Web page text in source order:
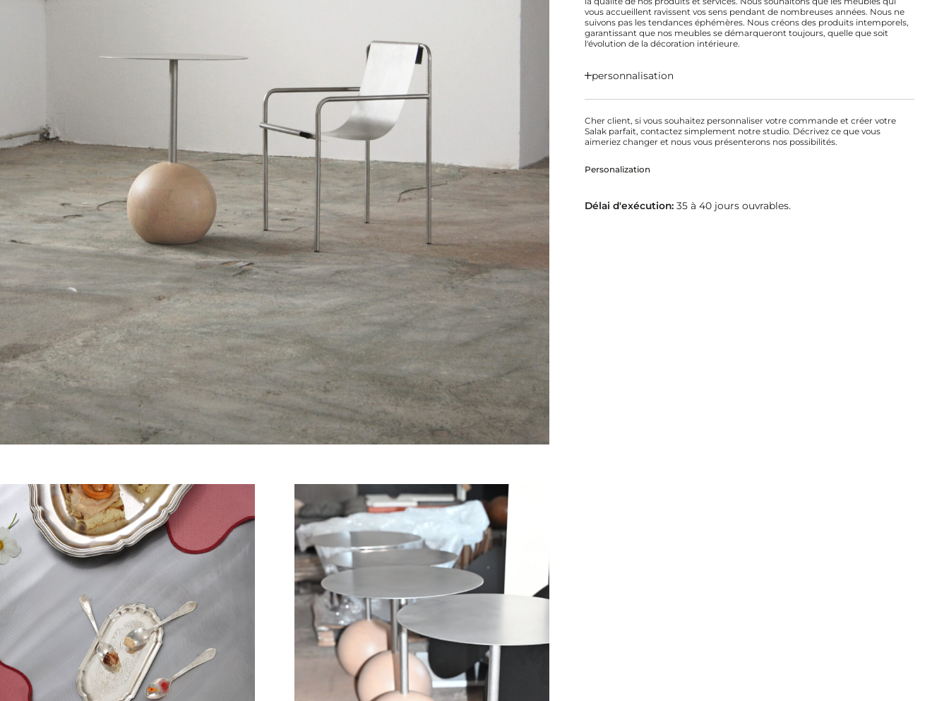
vous accueillent ravissent vos sens pendant de nombreuses années. Nous ne
suivons pas les tendances éphémères. Nous créons des produits intemporels,
garantissant que nos meubles se démarqueront toujours, quelle que soit
l'évolution de la décoration intérieure.
personnalisation
Cher client, si vous souhaitez personnaliser votre commande et créer votre
Salak parfait, contactez simplement notre studio. Décrivez ce que vous
aimeriez changer et nous vous présenterons nos possibilités.
Personalization
Délai d'exécution:35 à 40 jours ouvrables.